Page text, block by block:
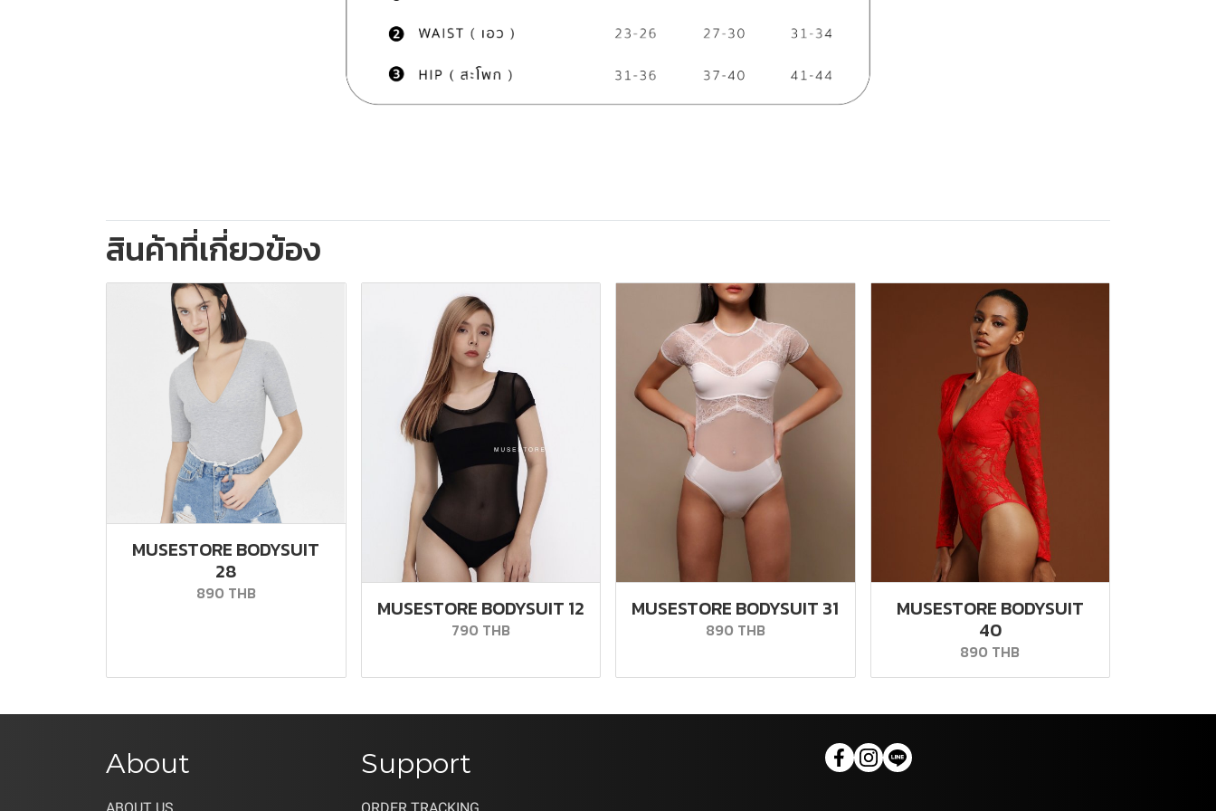
สินค้าที่เกี่ยวข้อง
MUSESTORE BODYSUIT
28
890 THB
MUSESTORE BODYSUIT 12
790 THB
MUSESTORE BODYSUIT 31
890 THB
MUSESTORE BODYSUIT
40
890 THB
About
ABOUT US
Support
ORDER TRACKING